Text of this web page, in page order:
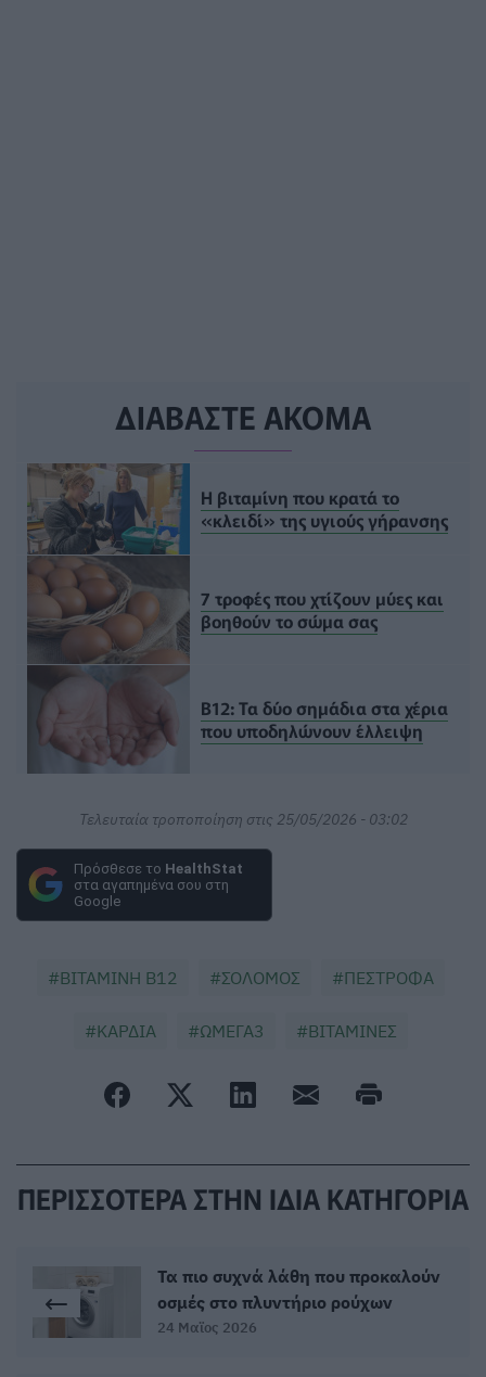
ΔΙΑΒΑΣΤΕ ΑΚΟΜΑ
Η βιταμίνη που κρατά το
«κλειδί» της υγιούς γήρανσης
7 τροφές που χτίζουν μύες και
βοηθούν το σώμα σας
Β12: Τα δύο σημάδια στα χέρια
που υποδηλώνουν έλλειψη
Τελευταία τροποποίηση στις 25/05/2026 - 03:02
Πρόσθεσε το HealthStat
στα αγαπημένα σου στη
Google
ΒΙΤΑΜΙΝΗ Β12 ΣΟΛΟΜΟΣ ΠΕΣΤΡΟΦΑ
ΚΑΡΔΙΑ ΩΜΕΓΑ3 ΒΙΤΑΜΙΝΕΣ
ΠΕΡΙΣΣΟΤΕΡΑ ΣΤΗΝ ΙΔΙΑ ΚΑΤΗΓΟΡΙΑ
Τα πιο συχνά λάθη που προκαλούν
οσμές στο πλυντήριο ρούχων
24 Μαϊος 2026